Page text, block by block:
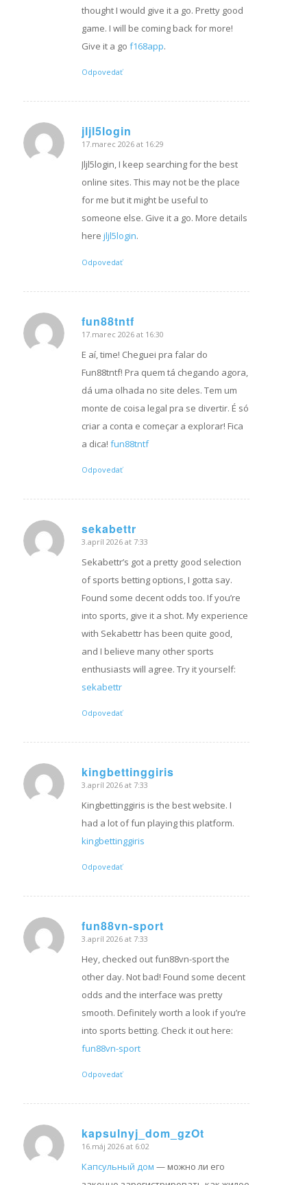
thought I would give it a go. Pretty good
game. I will be coming back for more!
Give it a go f168app.
Odpovedať
jljl5login
hovorí:
17.marec 2026 at 16:29
Jljl5login, I keep searching for the best
online sites. This may not be the place
for me but it might be useful to
someone else. Give it a go. More details
here jljl5login.
Odpovedať
fun88tntf
hovorí:
17.marec 2026 at 16:30
E aí, time! Cheguei pra falar do
Fun88tntf! Pra quem tá chegando agora,
dá uma olhada no site deles. Tem um
monte de coisa legal pra se divertir. É só
criar a conta e começar a explorar! Fica
a dica! fun88tntf
Odpovedať
sekabettr
hovorí:
3.apríl 2026 at 7:33
Sekabettr’s got a pretty good selection
of sports betting options, I gotta say.
Found some decent odds too. If you’re
into sports, give it a shot. My experience
with Sekabettr has been quite good,
and I believe many other sports
enthusiasts will agree. Try it yourself:
sekabettr
Odpovedať
kingbettinggiris
hovorí:
3.apríl 2026 at 7:33
Kingbettinggiris is the best website. I
had a lot of fun playing this platform.
kingbettinggiris
Odpovedať
fun88vn-sport
hovorí:
3.apríl 2026 at 7:33
Hey, checked out fun88vn-sport the
other day. Not bad! Found some decent
odds and the interface was pretty
smooth. Definitely worth a look if you’re
into sports betting. Check it out here:
fun88vn-sport
Odpovedať
kapsulnyj_dom_gzOt
hovorí:
16.máj 2026 at 6:02
Капсульный дом — можно ли его